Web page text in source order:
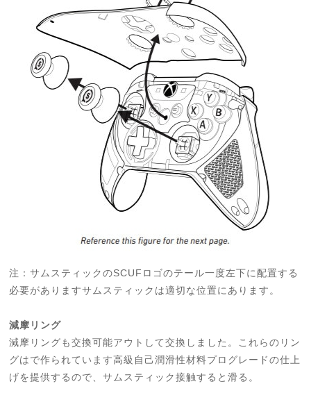
注：サムスティックのSCUFロゴのテール一度左下に配置する
必要がありますサムスティックは適切な位置にあります。
減摩リング
減摩リングも交換可能アウトして交換しました。これらのリン
グはで作られています高級自己潤滑性材料プログレードの仕上
げを提供するので、サムスティック接触すると滑る。